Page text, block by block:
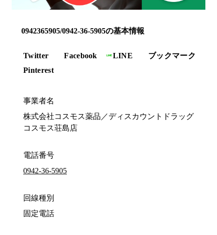
0942365905/0942-36-5905の基本情報
Twitter Facebook LINE
ブックマーク
Pinterest
事業者名
株式会社コスモス薬品／ディスカウントドラッグ
コスモス荘島店
電話番号
0942-36-5905
回線種別
固定電話